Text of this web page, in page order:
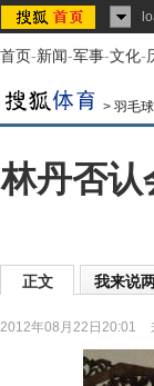
首页-新闻-军事-文化-
> 羽毛球
林丹否认
正文 我来说
2012年08月22日20:01